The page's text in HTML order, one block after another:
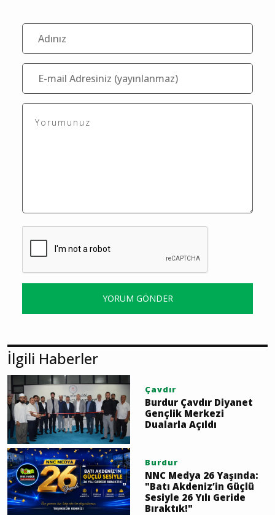
YORUM GÖNDER
İlgili Haberler
Çavdır
Burdur Çavdır Diyanet
Gençlik Merkezi
Dualarla Açıldı
Burdur
NNC Medya 26 Yaşında:
"Batı Akdeniz’in Güçlü
Sesiyle 26 Yılı Geride
Bıraktık!"